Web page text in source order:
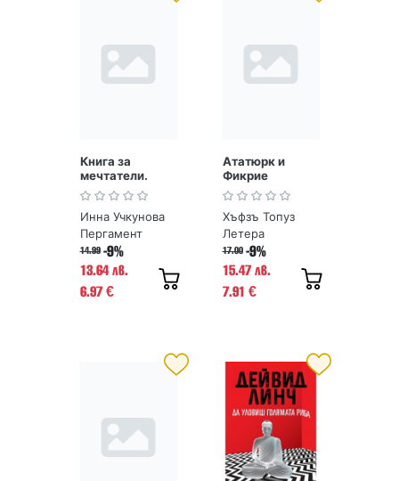
Книга за
мечтатели.
Тънка червена
нишка
Инна Учкунова
Пергамент
14.99 -9%
13.64 лв.
6.97€
Ататюрк и
Фикрие
Хъфзъ Топуз
Летера
17.00 -9%
15.47 лв.
7.91 €